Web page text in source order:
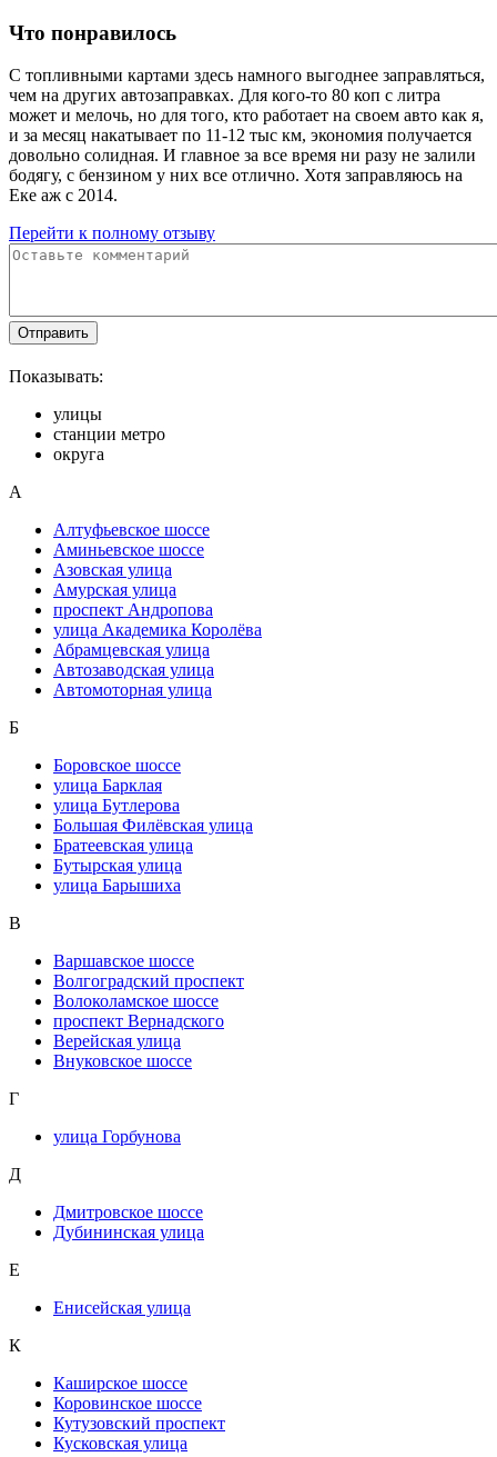
Что понравилось
С топливными картами здесь намного выгоднее заправляться,
чем на других автозаправках. Для кого-то 80 коп с литра
может и мелочь, но для того, кто работает на своем авто как я,
и за месяц накатывает по 11-12 тыс км, экономия получается
довольно солидная. И главное за все время ни разу не залили
бодягу, с бензином у них все отлично. Хотя заправляюсь на
Еке аж с 2014.
Перейти к полному отзыву
Отправить
Показывать:
улицы
станции метро
округа
А
Алтуфьевское шоссе
Аминьевское шоссе
Азовская улица
Амурская улица
проспект Андропова
улица Академика Королёва
Абрамцевская улица
Автозаводская улица
Автомоторная улица
Б
Боровское шоссе
улица Барклая
улица Бутлерова
Большая Филёвская улица
Братеевская улица
Бутырская улица
улица Барышиха
В
Варшавское шоссе
Волгоградский проспект
Волоколамское шоссе
проспект Вернадского
Верейская улица
Внуковское шоссе
Г
улица Горбунова
Д
Дмитровское шоссе
Дубининская улица
Е
Енисейская улица
К
Каширское шоссе
Коровинское шоссе
Кутузовский проспект
Кусковская улица